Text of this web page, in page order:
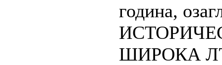
година,
ШИРОКА